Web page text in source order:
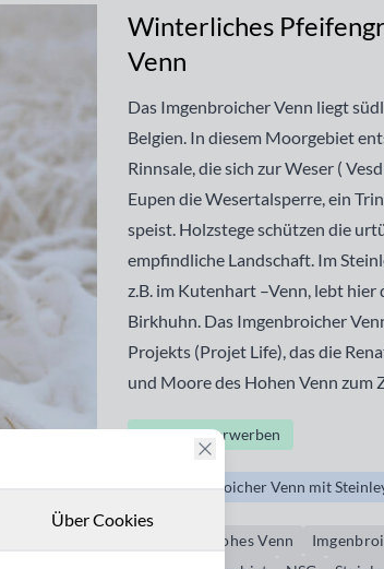
Winterliches
Venn
Das Imgenbroicher Venn liegt
Belgien. In diesem Moorgebiet
Rinnsale, die sich zur Weser (
Eupen die Wesertalsperre, ein
speist. Holzstege schützen die
empfindliche Landschaft. Im
z.B. im Kutenhart –Venn, lebt hier
Birkhuhn. Das Imgenbroicher
Projekts (Projet Life), das die
und Moore des Hohen Venn zum
Bildrechte erwerben
Imgenbroicher Venn mit
Hohes Venn
Über Cookies